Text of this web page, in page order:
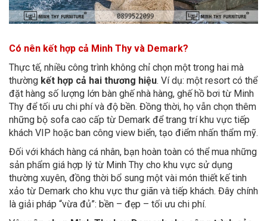
Có nên kết hợp cả Minh Thy và Demark?
Thực tế, nhiều công trình không chỉ chọn một trong hai mà
thường kết hợp cả hai thương hiệu. Ví dụ: một resort có thể
đặt hàng số lượng lớn bàn ghế nhà hàng, ghế hồ bơi từ Minh
Thy để tối ưu chi phí và độ bền. Đồng thời, họ vẫn chọn thêm
những bộ sofa cao cấp từ Demark để trang trí khu vực tiếp
khách VIP hoặc ban công view biển, tạo điểm nhấn thẩm mỹ.
Đối với khách hàng cá nhân, bạn hoàn toàn có thể mua những
sản phẩm giá hợp lý từ Minh Thy cho khu vực sử dụng
thường xuyên, đồng thời bổ sung một vài món thiết kế tinh
xảo từ Demark cho khu vực thư giãn và tiếp khách. Đây chính
là giải pháp “vừa đủ”: bền – đẹp – tối ưu chi phí.